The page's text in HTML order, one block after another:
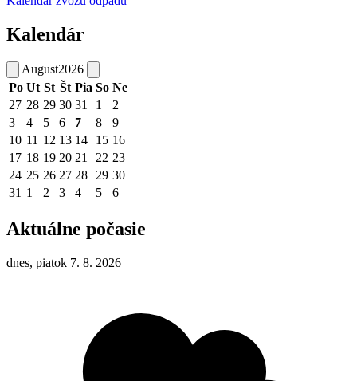
Kalendár
August2026
Po Ut St Št Pia So Ne
27 28 29 30 31 1
2
3
4 5 6 7 8
9
10 11 12 13 14 15 16
17 18 19 20 21 22 23
24 25 26 27 28 29 30
31 1 2 3 4 5 6
Aktuálne počasie
dnes, piatok 7. 8. 2026